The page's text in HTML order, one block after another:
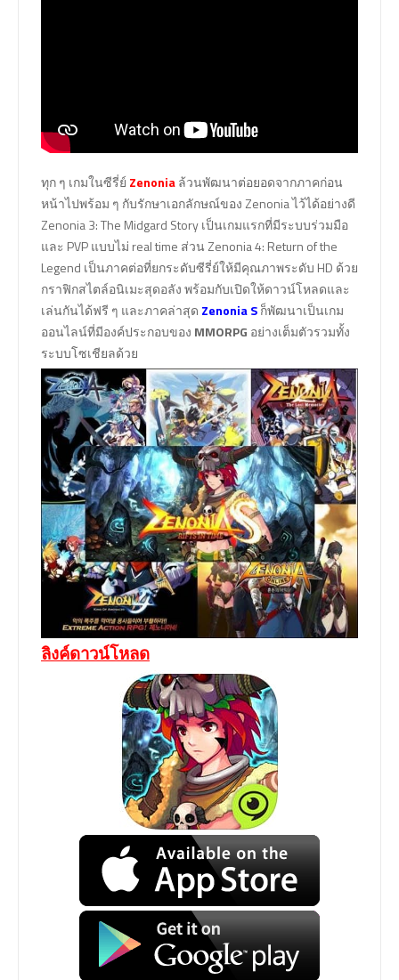
ทุก ๆ เกมในซีรี่ย์ Zenoniaล้วนพัฒนาต่อยอดจากภาคก่อน
หน้าไปพร้อม ๆ กับรักษาเอกลักษณ์ของ Zenonia ไว้ได้อย่างดี
Zenonia 3: The Midgard Story เป็นเกมแรกที่มีระบบร่วมมือ
และ PVP แบบไม่ real time ส่วน Zenonia 4: Return of the
Legend เป็นภาคต่อที่ยกระดับซีรี่ย์ให้มีคุณภาพระดับ HD ด้วย
กราฟิกสไตล์อนิเมะสุดอลัง พร้อมกับเปิดให้ดาวน์โหลดและ
เล่นกันได้ฟรี ๆ และภาคล่าสุด Zenonia Sก็พัฒนาเป็นเกม
ออนไลน์ที่มีองค์ประกอบของ MMORPG อย่างเต็มตัวรวมทั้ง
ระบบโซเชียลด้วย
ลิงค์ดาวน์โหลด